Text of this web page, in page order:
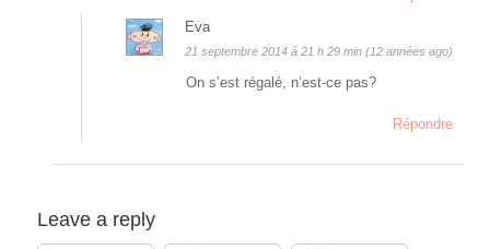
Eva
21 septembre 2014 à 21 h 29 min (12 années ago)
On s’est régalé, n’est-ce pas?
Répondre
Leave a reply